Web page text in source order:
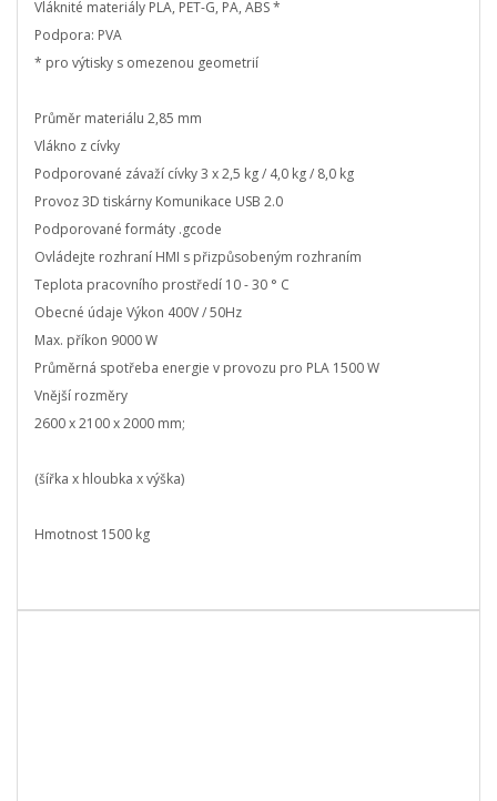
Vláknité materiály PLA, PET-G, PA, ABS *
Podpora: PVA
* pro výtisky s omezenou geometrií
Průměr materiálu 2,85 mm
Vlákno z cívky
Podporované závaží cívky 3 x 2,5 kg / 4,0 kg / 8,0 kg
Provoz 3D tiskárny Komunikace USB 2.0
Podporované formáty .gcode
Ovládejte rozhraní HMI s přizpůsobeným rozhraním
Teplota pracovního prostředí 10 - 30 ° C
Obecné údaje Výkon 400V / 50Hz
Max. příkon 9000 W
Průměrná spotřeba energie v provozu pro PLA 1500 W
Vnější rozměry
2600 x 2100 x 2000 mm;
(šířka x hloubka x výška)
Hmotnost 1500 kg